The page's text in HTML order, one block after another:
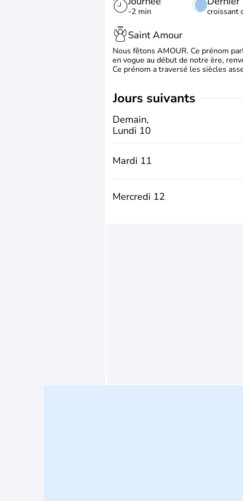
-2 min croissant
Saint Amour
Nous fêtons AMOUR. Ce prénom
en vogue au début de notre ère,
Ce prénom a traversé les siècles
jours suivants
Demain,
Lundi 10
Mardi 11
Mercredi 12